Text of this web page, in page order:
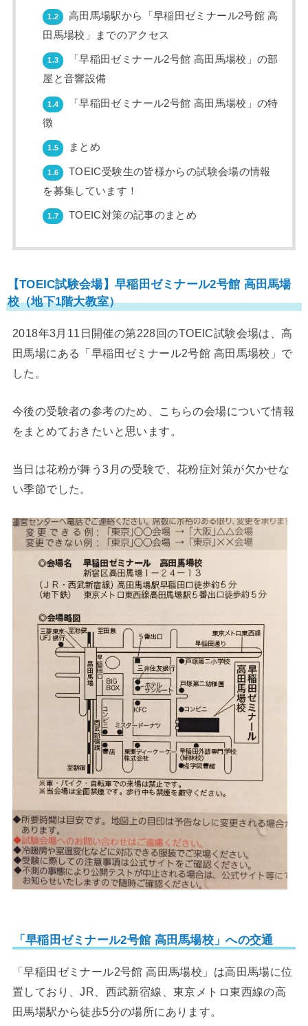
1.2
高田馬場駅から「早稲田ゼミナール2号館 高
田馬場校」までのアクセス
1.3
「早稲田ゼミナール2号館 高田馬場校」の部
屋と音響設備
1.4
「早稲田ゼミナール2号館 高田馬場校」の特
徴
1.5 まとめ
1.6
TOEIC受験生の皆様からの試験会場の情報
を募集しています！
1.7 TOEIC対策の記事のまとめ
【TOEIC試験会場】早稲田ゼミナール2号館 高田馬場
校（地下1階大教室）
2018年3月11日開催の第228回のTOEIC試験会場は、高
田馬場にある「早稲田ゼミナール2号館 高田馬場校」で
した。
今後の受験者の参考のため、こちらの会場について情報
をまとめておきたいと思います。
当日は花粉が舞う3月の受験で、花粉症対策が欠かせな
い季節でした。
「早稲田ゼミナール2号館 高田馬場校」への交通
「早稲田ゼミナール2号館 高田馬場校」は高田馬場に位
置しており、JR、西武新宿線、東京メトロ東西線の高
田馬場駅から徒歩5分の場所にあります。